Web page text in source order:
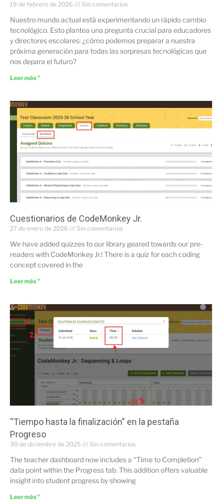
19 de febrero de 2026 Sin comentarios
Nuestro mundo actual está experimentando un rápido cambio
tecnológico. Esto plantea una pregunta crucial para educadores
y directores escolares: ¿cómo podemos preparar a nuestra
próxima generación para todas las sorpresas tecnológicas que
nos depara el futuro?
Leer más "
Cuestionarios de CodeMonkey Jr.
27 de enero de 2026 Sin comentarios
We have added quizzes to our library geared towards our pre-
readers with CodeMonkey Jr.! There is a quiz for each coding
concept covered in the
Leer más "
“Tiempo hasta la finalización” en la pestaña
Progreso
30 de diciembre de 2025 Sin comentarios
The teacher dashboard now includes a “Time to Completion”
data point within the Progress tab. This addition offers valuable
insight into student progress by showing
Leer más "